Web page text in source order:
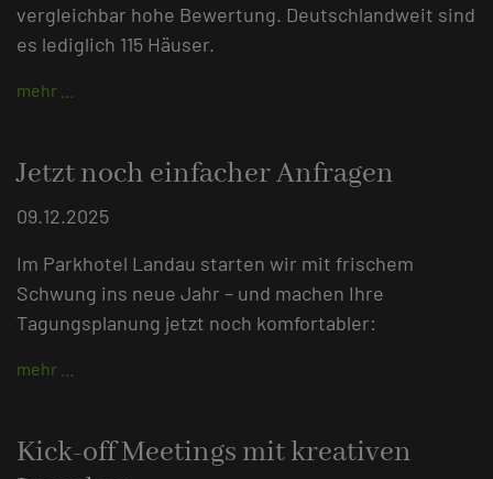
vergleichbar hohe Bewertung. Deutschlandweit sind
es lediglich 115 Häuser.
mehr …
Jetzt noch einfacher Anfragen
09.12.2025
Im Parkhotel Landau starten wir mit frischem
Schwung ins neue Jahr – und machen Ihre
Tagungsplanung jetzt noch komfortabler:
mehr …
Kick-off Meetings mit kreativen